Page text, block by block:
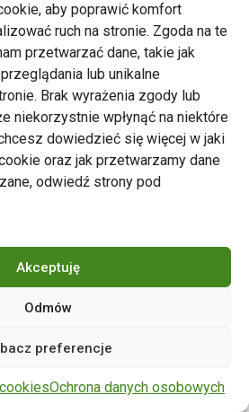
aby poprawić komfort
ruch na stronie. Zgoda na te
przetwarzać dane, takie jak
lub unikalne
Brak wyrażenia zgody lub
niekorzystnie wpłynąć na niektóre
dowiedzieć się więcej w jaki
oraz jak przetwarzamy dane
odwiedź strony pod
Akceptuję
Odmów
preferencje
Ochrona danych osobowych
w Poznaniu
Poznań
zastrzeżone.